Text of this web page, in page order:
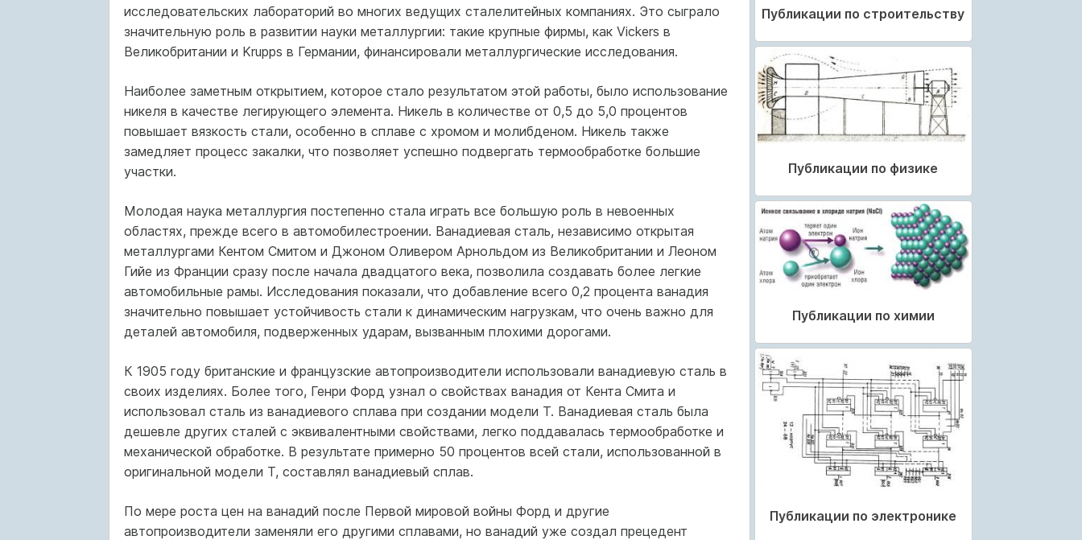
исследовательских лабораторий во многих ведущих сталелитейных компаниях. Это сыграло
значительную роль в развитии науки металлургии: такие крупные фирмы, как Vickers в
Великобритании и Krupps в Германии, финансировали металлургические исследования.
Наиболее заметным открытием, которое стало результатом этой работы, было использование
никеля в качестве легирующего элемента. Никель в количестве от 0,5 до 5,0 процентов
повышает вязкость стали, особенно в сплаве с хромом и молибденом. Никель также
замедляет процесс закалки, что позволяет успешно подвергать термообработке большие
участки.
Молодая наука металлургия постепенно стала играть все большую роль в невоенных
областях, прежде всего в автомобилестроении. Ванадиевая сталь, независимо открытая
металлургами Кентом Смитом и Джоном Оливером Арнольдом из Великобритании и Леоном
Гийе из Франции сразу после начала двадцатого века, позволила создавать более легкие
автомобильные рамы. Исследования показали, что добавление всего 0,2 процента ванадия
значительно повышает устойчивость стали к динамическим нагрузкам, что очень важно для
деталей автомобиля, подверженных ударам, вызванным плохими дорогами.
К 1905 году британские и французские автопроизводители использовали ванадиевую сталь в
своих изделиях. Более того, Генри Форд узнал о свойствах ванадия от Кента Смита и
использовал сталь из ванадиевого сплава при создании модели Т. Ванадиевая сталь была
дешевле других сталей с эквивалентными свойствами, легко поддавалась термообработке и
механической обработке. В результате примерно 50 процентов всей стали, использованной в
оригинальной модели T, составлял ванадиевый сплав.
По мере роста цен на ванадий после Первой мировой войны Форд и другие
автопроизводители заменяли его другими сплавами, но ванадий уже создал прецедент
Публикации по строительству
Публикации по физике
Публикации по химии
Публикации по электронике